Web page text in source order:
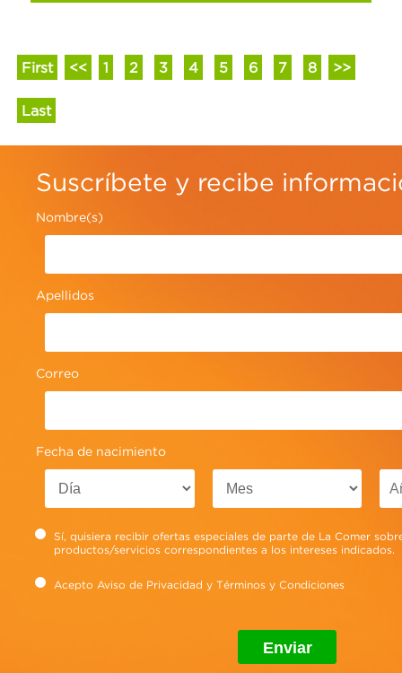
¿Sabías que las sillas ergonómicas han sido
de los artículos más vendidos en los
últimos dos años? Aquí te decimos por qué
First << 1 2 3 4 5 6 7 8 >>
Last
Suscríbete y recibe
Nombre(s)
Apellidos
Correo
Fecha de nacimiento
Sí, quisiera recibir ofertas especiales de parte de La Comer
productos/servicios correspondientes a los intereses indicados.
Acepto Aviso de Privacidad y Términos y Condiciones